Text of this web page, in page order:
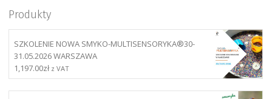
Produkty
SZKOLENIE NOWA SMYKO-MULTISENSORYKA®30-
31.05.2026 WARSZAWA
1,197.00zł z VAT